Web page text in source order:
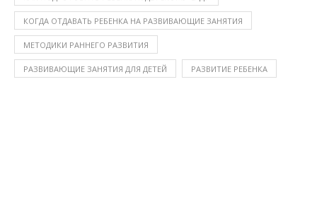
КОГДА ОТДАВАТЬ РЕБЕНКА НА РАЗВИВАЮЩИЕ ЗАНЯТИЯ
МЕТОДИКИ РАННЕГО РАЗВИТИЯ
РАЗВИВАЮЩИЕ ЗАНЯТИЯ ДЛЯ ДЕТЕЙ РАЗВИТИЕ РЕБЕНКА